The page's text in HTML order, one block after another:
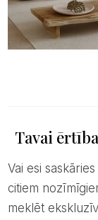
Tavai
Vai esi saskāries ar situāciju, ka jādodas uz kāzām vai
citiem
meklēt